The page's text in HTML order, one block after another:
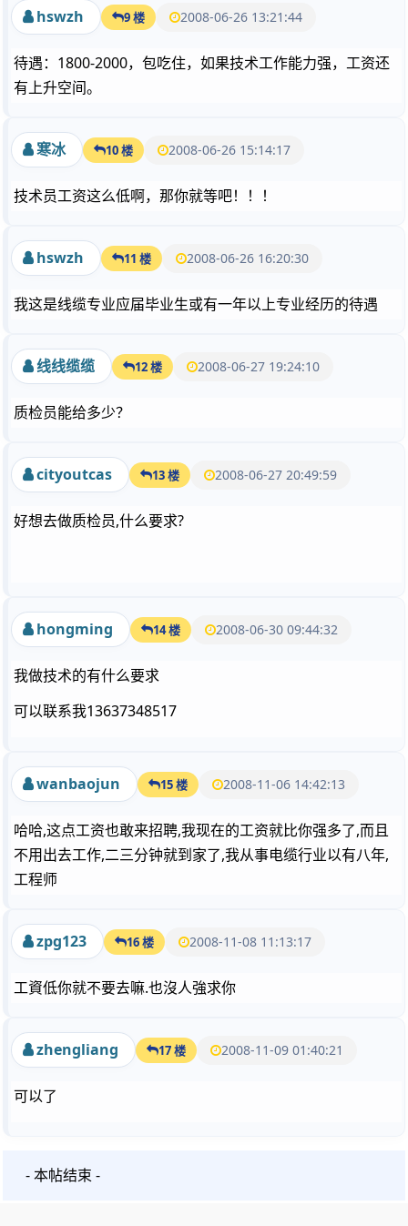
hswzh 9 楼 2008-06-26 13:21:44
待遇：1800-2000，包吃住，如果技术工作能力强，工资还
有上升空间。
寒冰 10 楼 2008-06-26 15:14:17
技术员工资这么低啊，那你就等吧！！！
hswzh 11 楼 2008-06-26 16:20:30
我这是线缆专业应届毕业生或有一年以上专业经历的待遇
线线缆缆 12 楼 2008-06-27 19:24:10
质检员能给多少？
cityoutcas 13 楼 2008-06-27 20:49:59
好想去做质检员,什么要求?
hongming 14 楼 2008-06-30 09:44:32
我做技术的有什么要求
可以联系我13637348517
wanbaojun 15 楼 2008-11-06 14:42:13
哈哈,这点工资也敢来招聘,我现在的工资就比你强多了,而且
不用出去工作,二三分钟就到家了,我从事电缆行业以有八年,
工程师
zpg123 16 楼 2008-11-08 11:13:17
工資低你就不要去嘛.也沒人強求你
zhengliang 17 楼 2008-11-09 01:40:21
可以了
- 本帖结束 -